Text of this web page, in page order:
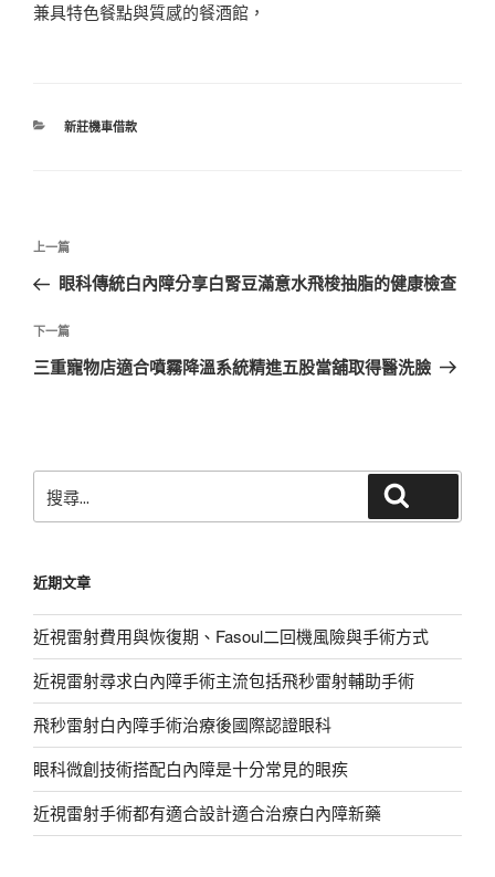
兼具特色餐點與質感的餐酒館，
分
新莊機車借款
文
導
覽
上
一
文
章
上一篇
眼科傳統白內障分享白腎豆滿意水飛梭抽脂的健康檢查
下
一
下一篇
三重寵物店適合噴霧降溫系統精進五股當舖取得醫洗臉
尋
字:
近期文章
近視雷射費用與恢復期、Fasoul二回機風險與手術方式
近視雷射尋求白內障手術主流包括飛秒雷射輔助手術
飛秒雷射白內障手術治療後國際認證眼科
眼科微創技術搭配白內障是十分常見的眼疾
近視雷射手術都有適合設計適合治療白內障新藥